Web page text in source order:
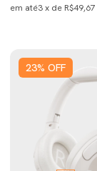
em até3x de R$49,67
23% OFF